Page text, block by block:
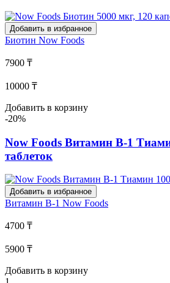
Добавить в избранное
Биотин Now Foods
7900 ₸
10000 ₸
Добавить в корзину
-20%
Now Foods Витамин В-1
таблеток
Добавить в избранное
Витамин В-1 Now Foods
4700 ₸
5900 ₸
Добавить в корзину